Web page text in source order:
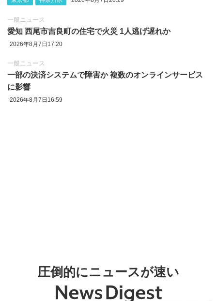
一般ニュース
愛知 西尾市吉良町の住宅で火災 1人逃げ遅れか
2026年8月7日17:20
一般ニュース
一部の決済システムで障害か 複数のオンラインサービス
に影響
2026年8月7日16:59
圧倒的にニュースが速い